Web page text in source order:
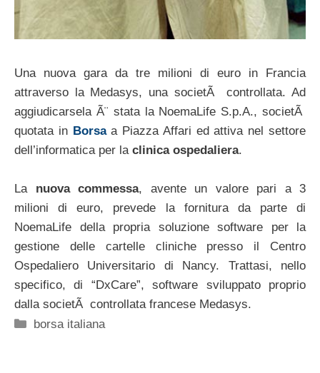
Una nuova gara da tre milioni di euro in Francia
attraverso la Medasys, una societÃ controllata. Ad
aggiudicarsela Ã¨ stata la NoemaLife S.p.A., societÃ
quotata in Borsaa Piazza Affari ed attiva nel settore
dell’informatica per la clinica ospedaliera.
La nuova commessa, avente un valore pari a 3
milioni di euro, prevede la fornitura da parte di
NoemaLife della propria soluzione software per la
gestione delle cartelle cliniche presso il Centro
Ospedaliero Universitario di Nancy. Trattasi, nello
specifico, di “DxCare”, software sviluppato proprio
dalla societÃ controllata francese Medasys.
Categorie
borsa italiana